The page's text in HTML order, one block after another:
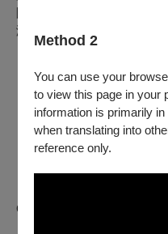
Method 2
You can use your
to view this page in your
information is primarily
when translating into
reference only.
演奏｜
〈O Magnum Mysterium〉
〈きみ歌えよ〉詩｜谷川
〈Ubi Caritas〉Ola Gjeilo
〈世界恬靜落來的時〉詩
〈你的夢〉詩｜徐訏 曲｜
〈上山〉詩｜胡適 曲｜
Ordway、周鑫泉